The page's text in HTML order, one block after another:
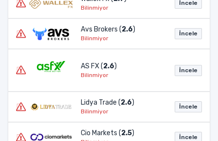
Bilinmiyor
İncele
Avs Brokers (2.6)
Bilinmiyor
İncele
AS FX (2.6)
Bilinmiyor
İncele
Lidya Trade (2.6)
Bilinmiyor
İncele
Cio Markets (2.5) İncele